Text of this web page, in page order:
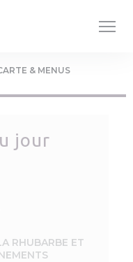
jour
RHUBARBE ET
& MENUS